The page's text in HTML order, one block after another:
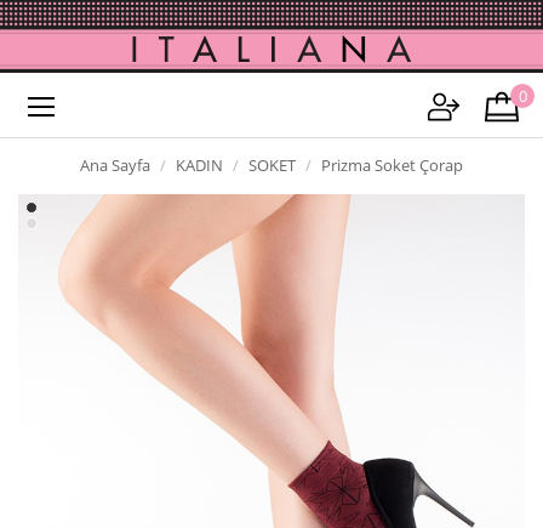
0
Ana Sayfa KADIN SOKET Prizma Soket Çorap